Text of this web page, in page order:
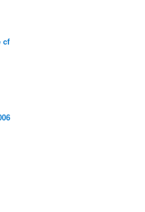
cf